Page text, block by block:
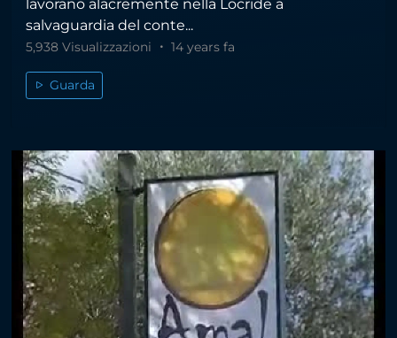
lavorano alacremente nella Locride a
salvaguardia del conte...
5,938 Visualizzazioni 14 years fa
Guarda